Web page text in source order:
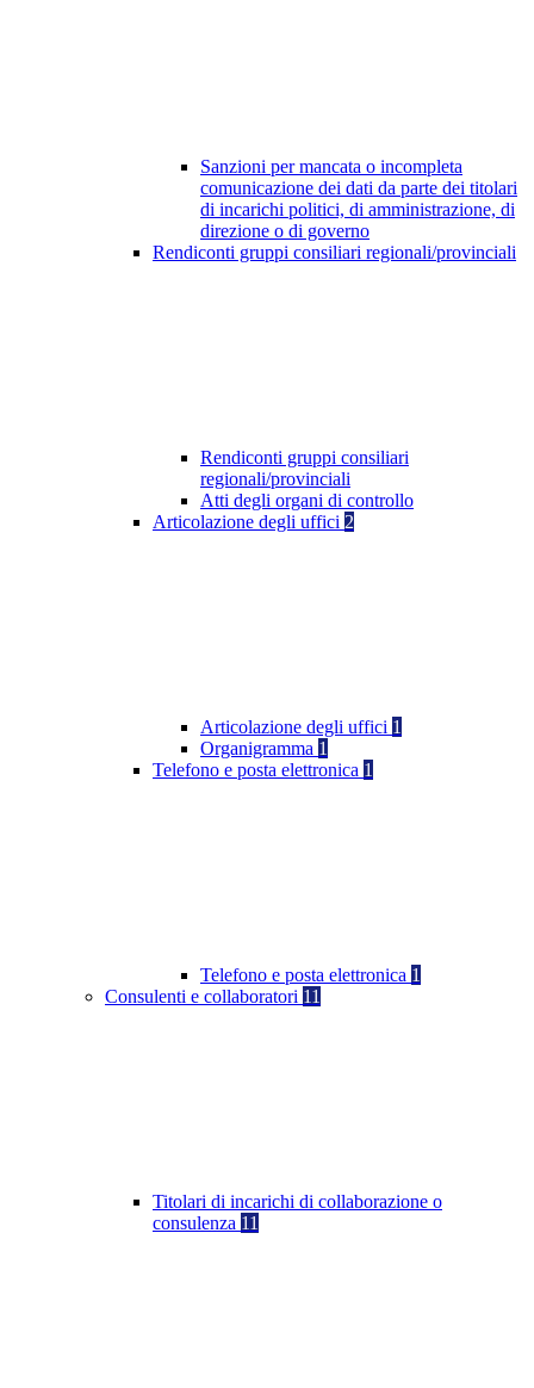
Sanzioni per mancata o incompleta
comunicazione dei dati da parte dei titolari
di incarichi politici, di amministrazione, di
direzione o di governo
Rendiconti gruppi consiliari regionali/provinciali
Rendiconti gruppi consiliari
regionali/provinciali
Atti degli organi di controllo
Articolazione degli uffici 2
Articolazione degli uffici 1
Organigramma 1
Telefono e posta elettronica 1
Telefono e posta elettronica 1
Consulenti e collaboratori 11
Titolari di incarichi di collaborazione o
consulenza 11